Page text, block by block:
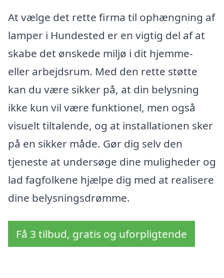
At vælge det rette firma til ophængning af
lamper i Hundested er en vigtig del af at
skabe det ønskede miljø i dit hjemme-
eller arbejdsrum. Med den rette støtte
kan du være sikker på, at din belysning
ikke kun vil være funktionel, men også
visuelt tiltalende, og at installationen sker
på en sikker måde. Gør dig selv den
tjeneste at undersøge dine muligheder og
lad fagfolkene hjælpe dig med at realisere
dine belysningsdrømme.
Få 3 tilbud, gratis og uforpligtende